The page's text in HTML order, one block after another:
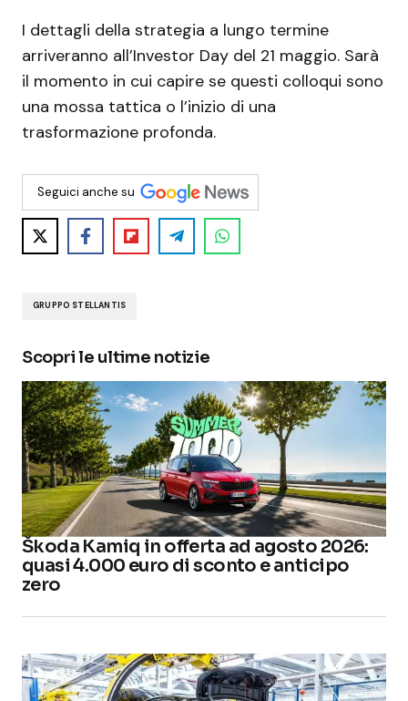
I dettagli della strategia a lungo termine
arriveranno all’Investor Day del 21 maggio. Sarà
il momento in cui capire se questi colloqui sono
una mossa tattica o l’inizio di una
trasformazione profonda.
Seguici anche su
GRUPPO STELLANTIS
Scopri le ultime notizie
Škoda Kamiq in offerta ad agosto 2026:
quasi 4.000 euro di sconto e anticipo
zero